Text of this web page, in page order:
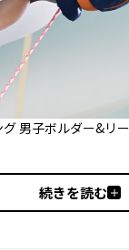
男子ボルダー&リ
続きを読む